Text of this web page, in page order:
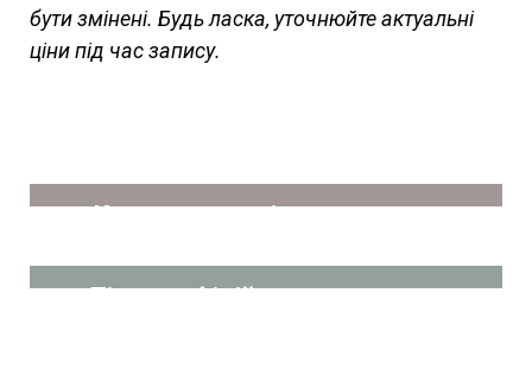
бути змінені. Будь ласка, уточнюйте актуальні
ціни під час запису.
Комплексна діагностика та
Тільки офіційна та доказова